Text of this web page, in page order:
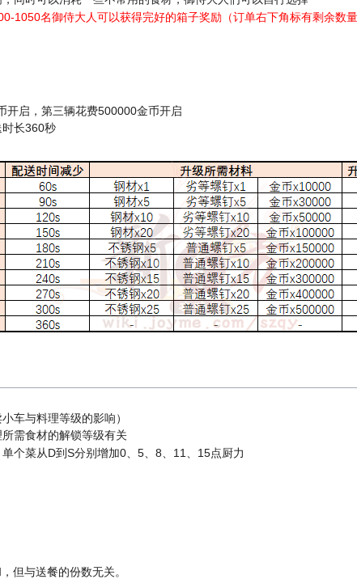
1050名御侍大人可以获得完好的箱子奖励（订单右下角标有剩余数
开启，第三辆花费500000金币开启
长360秒
车与料理等级的影响）
需食材的解锁等级有关
个菜从D到S分别增加0、5、8、11、15点厨力
与送餐的份数无关。